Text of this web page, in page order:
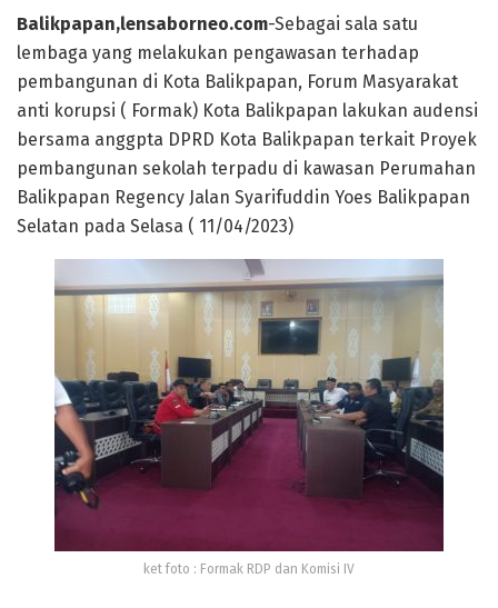
Balikpapan,lensaborneo.com-Sebagai sala satu
lembaga yang melakukan pengawasan terhadap
pembangunan di Kota Balikpapan, Forum Masyarakat
anti korupsi ( Formak) Kota Balikpapan lakukan audensi
bersama anggpta DPRD Kota Balikpapan terkait Proyek
pembangunan sekolah terpadu di kawasan Perumahan
Balikpapan Regency Jalan Syarifuddin Yoes Balikpapan
Selatan pada Selasa ( 11/04/2023)
ket foto : Formak RDP dan Komisi IV